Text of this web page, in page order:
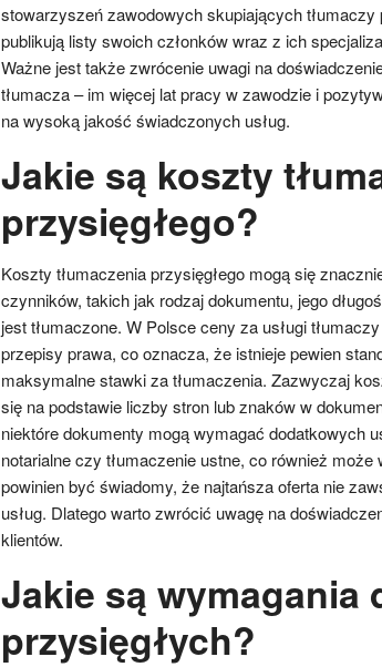
stowarzyszeń zawodowych skupiających tłumaczy
publikują listy swoich członków wraz z ich
Ważne jest także zwrócenie uwagi na
tłumacza – im więcej lat pracy w zawodzie i
na wysoką jakość świadczonych usług.
Jakie są koszty
przysięgłego?
Koszty tłumaczenia przysięgłego mogą się
czynników, takich jak rodzaj dokumentu, jego
jest tłumaczone. W Polsce ceny za usługi
przepisy prawa, co oznacza, że istnieje pewien
maksymalne stawki za tłumaczenia. Zazwyczaj
się na podstawie liczby stron lub znaków w
niektóre dokumenty mogą wymagać dodatkowych
notarialne czy tłumaczenie ustne, co również może
powinien być świadomy, że najtańsza oferta nie
usług. Dlatego warto zwrócić uwagę na
klientów.
Jakie są wymagania
przysięgłych?